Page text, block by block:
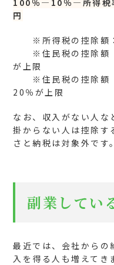
円
※所得税の控除額：
※住民税の控除額（
が上限
※住民税の控除額（
20％が上限
なお、収入がない人な
掛からない人は控除す
さと納税は対象外です。
副業してい
最近では、会社からの
入を得る人も増えてき